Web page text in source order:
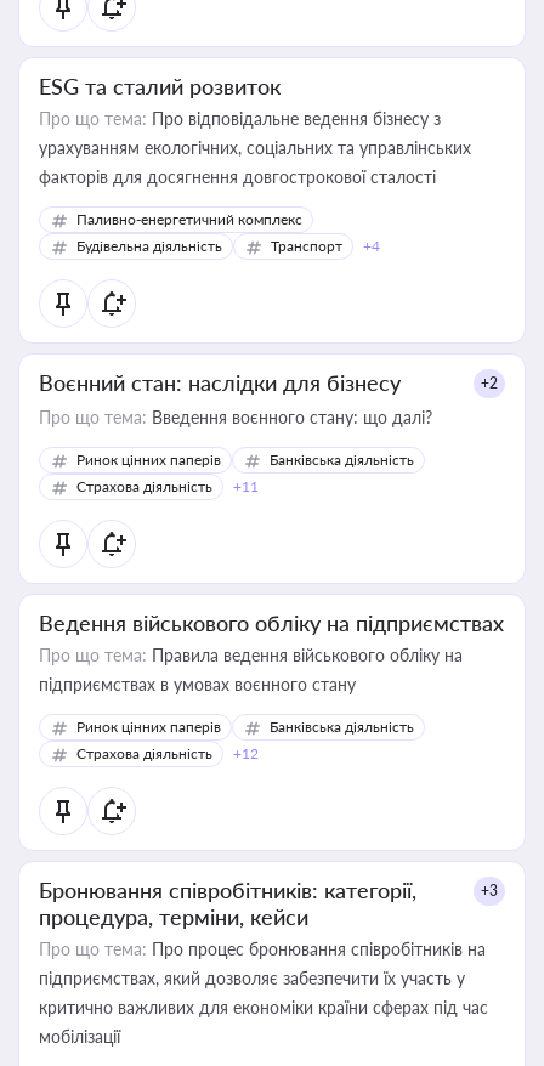
ESG та сталий розвиток
Про що тема: Про відповідальне ведення бізнесу з
урахуванням екологічних, соціальних та управлінських
факторів для досягнення довгострокової сталості
Паливно-енергетичний комплекс
Будівельна діяльність
Транспорт +4
Воєнний стан: наслідки для бізнесу +2
Про що тема: Введення воєнного стану: що далі?
Ринок цінних паперів
Банківська діяльність
Страхова діяльність
+11
Ведення військового обліку на підприємствах
Про що тема: Правила ведення військового обліку на
підприємствах в умовах воєнного стану
Ринок цінних паперів
Банківська діяльність
Страхова діяльність
+12
Бронювання співробітників: категорії,
процедура, терміни, кейси
+3
Про що тема: Про процес бронювання співробітників на
підприємствах, який дозволяє забезпечити їх участь у
критично важливих для економіки країни сферах під час
мобілізації